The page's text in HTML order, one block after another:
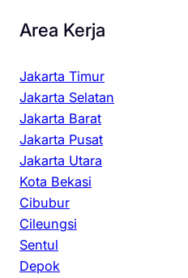
Area Kerja
Jakarta Timur
Jakarta Selatan
Jakarta Barat
Jakarta Pusat
Jakarta Utara
Kota Bekasi
Cibubur
Cileungsi
Sentul
Depok